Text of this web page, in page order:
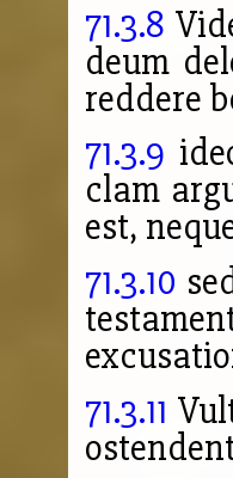
71.3.8
deum
reddere
71.3.9
clam
est,
71.3.10
71.3.11